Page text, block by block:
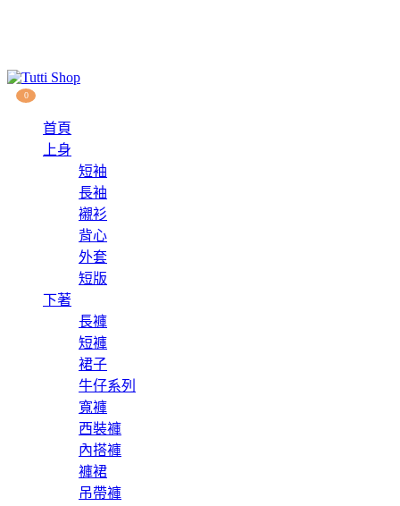
0
首頁
上身
短袖
長袖
襯衫
背心
外套
短版
下著
長褲
短褲
裙子
牛仔系列
寬褲
西裝褲
內搭褲
褲裙
吊帶褲